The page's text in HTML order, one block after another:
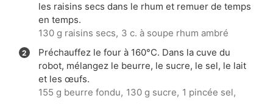
les raisins secs dans le rhum et remuer de temps
en temps.
130 g raisins secs, 3 c. à soupe rhum ambré
Préchauffez le four à 160°C. Dans la cuve du
robot, mélangez le beurre, le sucre, le sel, le lait
et les œufs.
155 g beurre fondu, 130 g sucre, 1 pincée sel,